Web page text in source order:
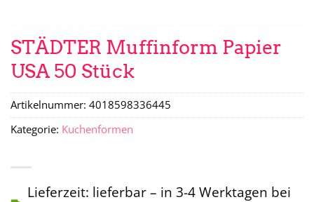
STÄDTER Muffinform Papier
USA 50 Stück
Lieferzeit: lieferbar – in 3-4 Werktagen bei
Artikelnummer: 4018598336445
Kategorie: Kuchenformen